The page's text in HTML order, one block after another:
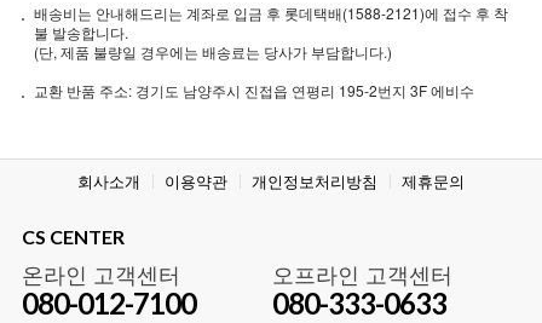
배송비는 안내해드리는 계좌로 입금 후 롯데택배(1588-2121)에 접수 후 착
불 발송합니다.
(단, 제품 불량일 경우에는 배송료는 당사가 부담합니다.)
교환 반품 주소: 경기도 남양주시 진접읍 연평리 195-2번지 3F 에비수
회사소개 이용약관 개인정보처리방침 제휴문의
CS CENTER
온라인 고객센터
080-012-7100
오프라인 고객센터
080-333-0633